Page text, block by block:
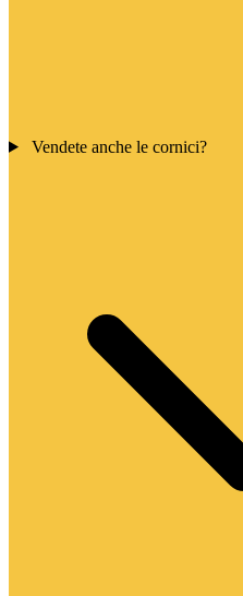
Vendete anche le cornici?